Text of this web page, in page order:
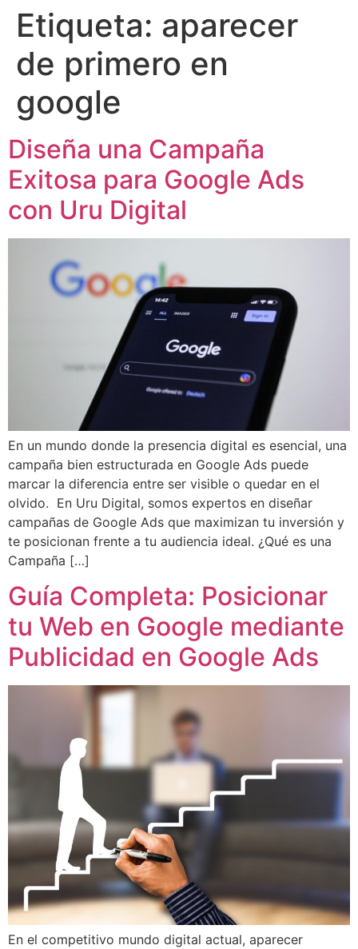
Etiqueta: aparecer
de primero en
google
Diseña una Campaña
Exitosa para Google Ads
con Uru Digital
En un mundo donde la presencia digital es esencial, una
campaña bien estructurada en Google Ads puede
marcar la diferencia entre ser visible o quedar en el
olvido. En Uru Digital, somos expertos en diseñar
campañas de Google Ads que maximizan tu inversión y
te posicionan frente a tu audiencia ideal. ¿Qué es una
Campaña […]
Guía Completa: Posicionar
tu Web en Google mediante
Publicidad en Google Ads
En el competitivo mundo digital actual, aparecer